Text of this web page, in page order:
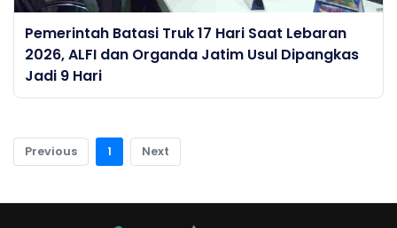
Pemerintah Batasi Truk 17 Hari Saat Lebaran
2026, ALFI dan Organda Jatim Usul Dipangkas
Jadi 9 Hari
Previous 1 Next